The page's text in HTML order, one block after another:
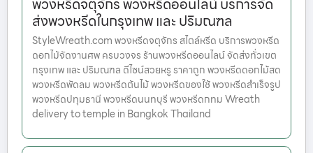
พวงหรีดจตุจักร พวงหรีดออนไลน์ บริการจัด
ส่งพวงหรีดในกรุงเทพ และ ปริมณฑล
StyleWreath.com พวงหรีดจตุจักร สไตล์หรีด บริการพวงหรีด
ดอกไม้จัดงานศพ ครบวงจร ร้านพวงหรีดออนไลน์ จัดส่งทั่วเขต
กรุงเทพ และ ปริมณฑล ดีไซน์สวยหรู ราคาถูก พวงหรีดดอกไม้สด
พวงหรีดพัดลม พวงหรีดต้นไม้ พวงหรีดของใช้ พวงหรีดสำเร็จรูป
พวงหรีดปทุมธานี พวงหรีดนนทบุรี พวงหรีดกทม Wreath
delivery to temple in Bangkok Thailand